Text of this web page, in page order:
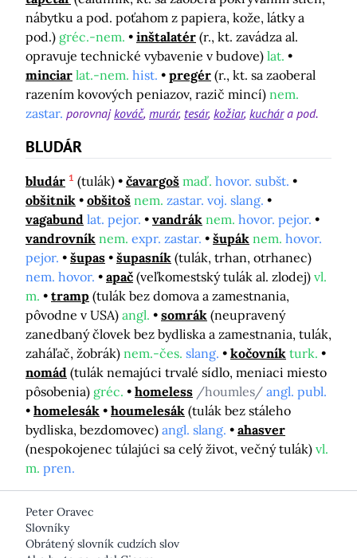
nábytku a pod. poťahom z papiera, kože, látky a
pod.) gréc.-nem. inštalatér (r., kt. zavádza al.
opravuje technické vybavenie v budove) lat.
minciar lat.-nem. hist. pregér (r., kt. sa zaoberal
razením kovových peniazov, razič mincí) nem.
zastar. porovnajkováč murár tesár kožiar kuchár a pod.
BLUDÁR
bludár 1 (tulák) čavargoš maď. hovor. subšt.
obšitnik
obšitoš nem. zastar. voj. slang.
vagabund lat. pejor. vandrák nem. hovor. pejor.
vandrovník nem. expr. zastar. šupák nem. hovor.
pejor.
šupas šupasník (tulák, trhan, otrhanec)
nem. hovor.
apač (veľkomestský tulák al. zlodej) vl.
m.
tramp (tulák bez domova a zamestnania,
pôvodne v USA) angl. somrák (neupravený
zanedbaný človek bez bydliska a zamestnania, tulák,
zaháľač, žobrák) nem.-čes. slang. kočovník turk.
nomád (tulák nemajúci trvalé sídlo, meniaci miesto
pôsobenia) gréc. homeless /houmles/ angl. publ.
homelesák
houmelesák (tulák bez stáleho
bydliska, bezdomovec) angl. slang.
ahasver
(nespokojenec túlajúci sa celý život, večný tulák) vl.
m. pren.
Peter Oravec
Slovníky
Obrátený slovník cudzích slov